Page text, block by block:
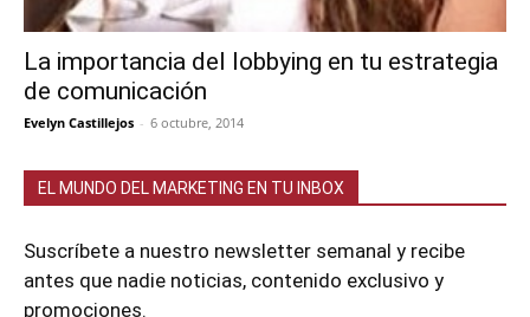
La importancia del lobbying en tu estrategia
de comunicación
Evelyn Castillejos - 6 octubre, 2014
EL MUNDO DEL MARKETING EN TU INBOX
Suscríbete a nuestro newsletter semanal y recibe
antes que nadie noticias, contenido exclusivo y
promociones.